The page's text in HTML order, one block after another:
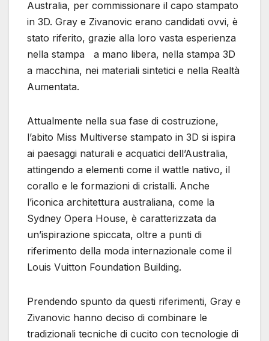
Australia, per commissionare il capo stampato
in 3D. Gray e Zivanovic erano candidati ovvi, è
stato riferito, grazie alla loro vasta esperienza
nella stampa a mano libera, nella stampa 3D
a macchina, nei materiali sintetici e nella Realtà
Aumentata.
Attualmente nella sua fase di costruzione,
l’abito Miss Multiverse stampato in 3D si ispira
ai paesaggi naturali e acquatici dell’Australia,
attingendo a elementi come il wattle nativo, il
corallo e le formazioni di cristalli. Anche
l’iconica architettura australiana, come la
Sydney Opera House, è caratterizzata da
un’ispirazione spiccata, oltre a punti di
riferimento della moda internazionale come il
Louis Vuitton Foundation Building.
Prendendo spunto da questi riferimenti, Gray e
Zivanovic hanno deciso di combinare le
tradizionali tecniche di cucito con tecnologie di